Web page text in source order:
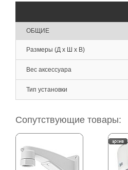
ОБЩИЕ
Размеры (Д х Ш х В)
Вес аксессуара
Тип установки
Сопутствующие товары: